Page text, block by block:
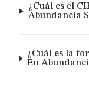
¿Cuál es el
Abundancia
¿Cuál es la
En